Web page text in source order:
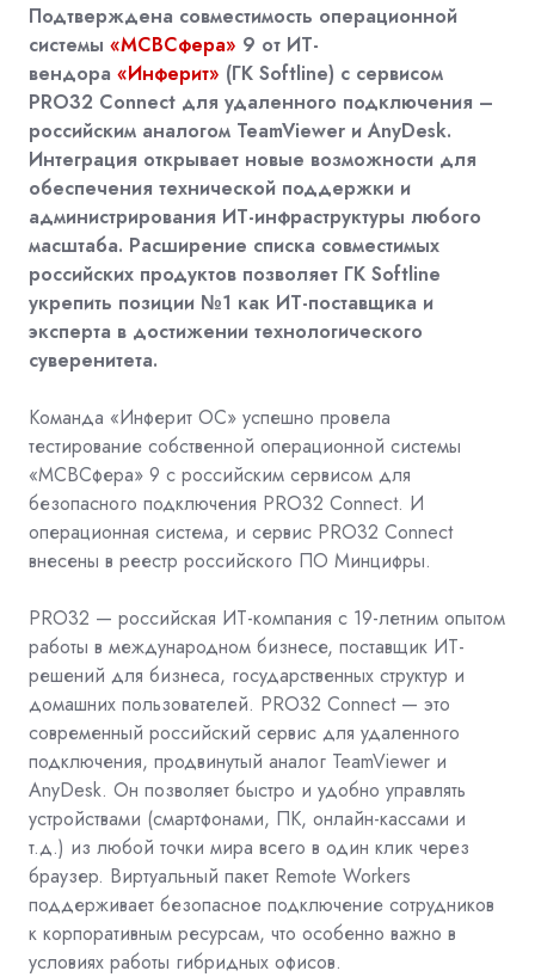
Подтверждена совместимость операционной
системы «МСВСфера» 9 от ИТ-
вендора «Инферит» (ГК Softline) с сервисом
PRO32 Connect для удаленного подключения –
российским аналогом TeamViewer и AnyDesk.
Интеграция открывает новые возможности для
обеспечения технической поддержки и
администрирования ИТ-инфраструктуры любого
масштаба. Расширение списка совместимых
российских продуктов позволяет ГК Softline
укрепить позиции №1 как ИТ-поставщика и
эксперта в достижении технологического
суверенитета.
Команда «Инферит ОС» успешно провела
тестирование собственной операционной системы
«МСВСфера» 9 с российским сервисом для
безопасного подключения PRO32 Connect. И
операционная система, и сервис PRO32 Connect
внесены в реестр российского ПО Минцифры.
PRO32 — российская ИТ-компания с 19-летним опытом
работы в международном бизнесе, поставщик ИТ-
решений для бизнеса, государственных структур и
домашних пользователей. PRO32 Connect — это
современный российский сервис для удаленного
подключения, продвинутый аналог TeamViewer и
AnyDesk. Он позволяет быстро и удобно управлять
устройствами (смартфонами, ПК, онлайн-кассами и
т.д.) из любой точки мира всего в один клик через
браузер. Виртуальный пакет Remote Workers
поддерживает безопасное подключение сотрудников
к корпоративным ресурсам, что особенно важно в
условиях работы гибридных офисов.